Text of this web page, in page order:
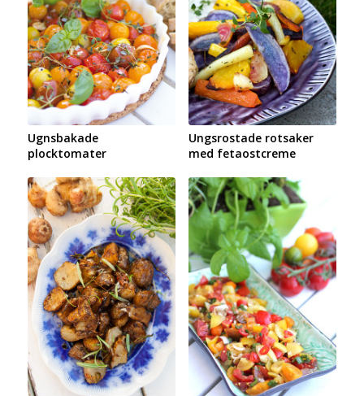
Ugnsbakade
plocktomater
Ungsrostade rotsaker
med fetaostcreme